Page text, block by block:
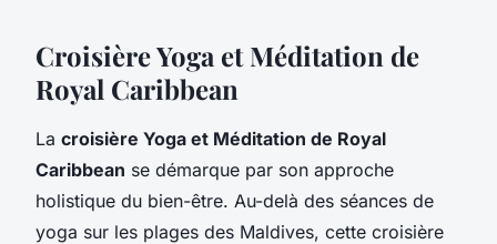
Croisière Yoga et Méditation de
Royal Caribbean
La croisière Yoga et Méditation de Royal
Caribbean se démarque par son approche
holistique du bien-être. Au-delà des séances de
yoga sur les plages des Maldives, cette croisière